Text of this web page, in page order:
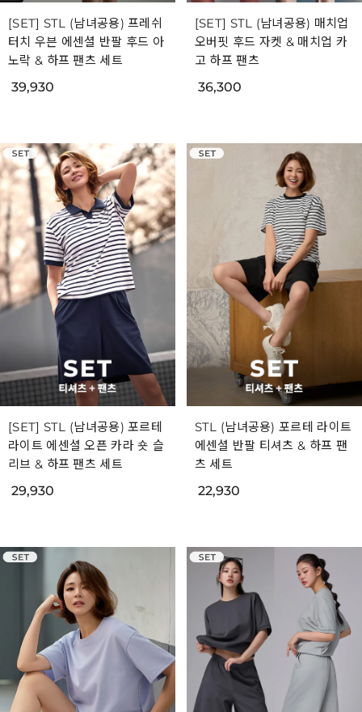
[SET] STL (남녀공용) 프레쉬
터치 우븐 에센셜 반팔 후드 아
노락 & 하프 팬츠 세트
39,930
[SET] STL (남녀공용) 매치업
오버핏 후드 자켓 & 매치업 카
고 하프 팬츠
36,300
[SET] STL (남녀공용) 포르테
라이트 에센셜 오픈 카라 숏 슬
리브 & 하프 팬츠 세트
29,930
STL (남녀공용) 포르테 라이트
에센셜 반팔 티셔츠 & 하프 팬
츠 세트
22,930